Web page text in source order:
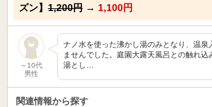
ズン】 1,200円 → 1,100円
～10代
男性
ナノ水を使った沸かし湯のみとなり、温泉
ませんでした。庭園大露天風呂との触れ込
湯とし…
関連情報から探す